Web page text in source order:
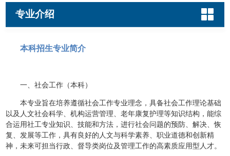
专业介绍
本科招生专业简介
一、社会工作（本科）
本专业旨在培养遵循社会工作专业理念，具备社会工作理论基础
以及人文社会科学、机构运营管理、老年康复护理等知识结构，能综
合运用社工专业知识、技能和方法，进行社会问题的预防、解决、恢
复、发展等工作，具有良好的人文与科学素养、职业道德和创新精
神，未来可担当行政、督导类岗位及管理工作的高素质应用型人才。